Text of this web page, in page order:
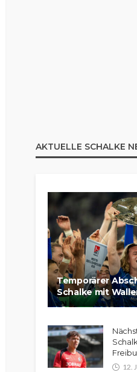
AKTUELLE SCHALKE
Temporärer
Schalke mit
12.